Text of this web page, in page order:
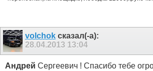
volchokсказал(-а):
28.04.2013 13:04
Андрей Сергеевич ! Спасибо тебе